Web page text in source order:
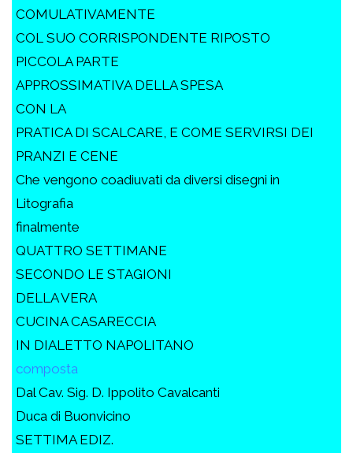
COMULATIVAMENTE
COL SUO CORRISPONDENTE RIPOSTO
PICCOLA PARTE
APPROSSIMATIVA DELLA SPESA
CON LA
PRATICA DI SCALCARE, E COME SERVIRSI DEI
PRANZI E CENE
Che vengono coadiuvati da diversi disegni in
Litografia
finalmente
QUATTRO SETTIMANE
SECONDO LE STAGIONI
DELLA VERA
CUCINA CASARECCIA
IN DIALETTO NAPOLITANO
composta
Dal Cav. Sig. D. Ippolito Cavalcanti
Duca di Buonvicino
SETTIMA EDIZ.